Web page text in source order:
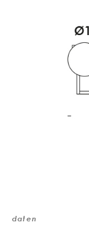
daten